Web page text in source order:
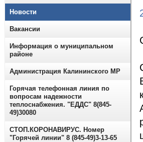
Новости
Вакансии
Информация о муниципальном
районе
Администрация Калининского МР
Горячая телефонная линия по
вопросам надежности
теплоснабжения. "ЕДДС" 8(845-
49)30080
СТОП.КОРОНАВИРУС. Номер
"Горячей линии" 8 (845-49)3-13-65